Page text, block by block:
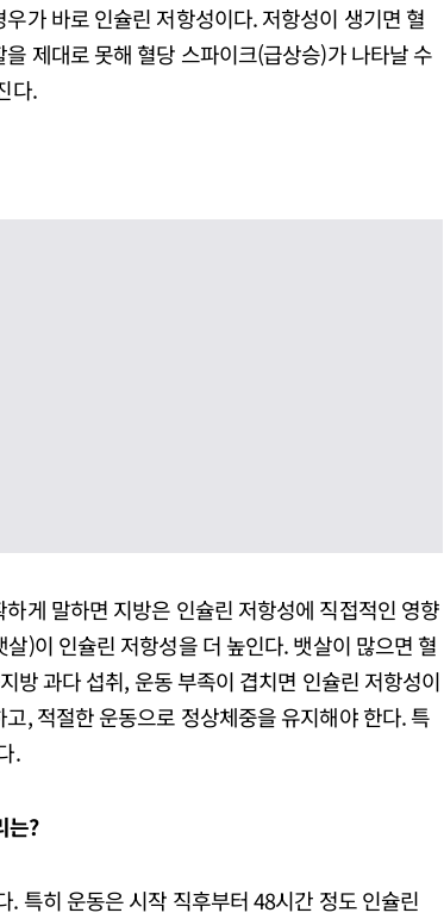
가 바로 인슐린 저항성이다. 저항성이 생기면 혈
제대로 못해 혈당 스파이크(급상승)가 나타날 수
다.
게 말하면 지방은 인슐린 저항성에 직접적인 영향
)이 인슐린 저항성을 더 높인다. 뱃살이 많으면 혈
방 과다 섭취, 운동 부족이 겹치면 인슐린 저항성이
, 적절한 운동으로 정상체중을 유지해야 한다. 특
.
는?
특히 운동은 시작 직후부터 48시간 정도 인슐린